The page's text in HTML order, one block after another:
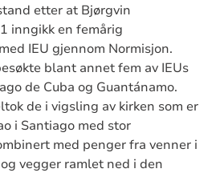
etter at Bjørgvin
inngikk en femårig
IEU gjennom Normisjon.
blant annet fem av IEUs
de Cuba og Guantánamo.
de i vigsling av kirken som er
i Santiago med stor
med penger fra venner i
vegger ramlet ned i den